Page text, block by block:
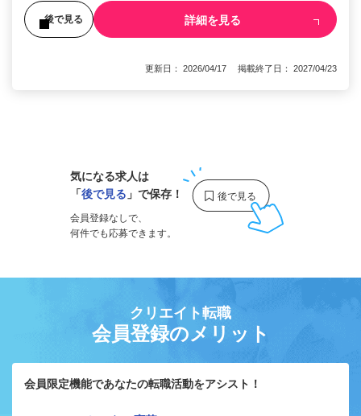
後で見る 詳細を見る
更新日： 2026/04/17 掲載終了日： 2027/04/23
気になる求人は
「後で見る 」で保存！
会員登録なしで、
何件でも応募できます。
クリエイト転職
会員登録のメリット
会員限定機能であなたの転職活動をアシスト！